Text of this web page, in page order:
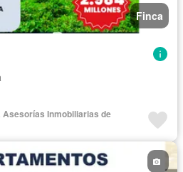
Finca
Asesorías Inmobiliarias de